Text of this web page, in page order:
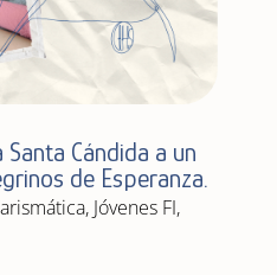
Cándida a un
de Esperanza.
, Jóvenes FI,